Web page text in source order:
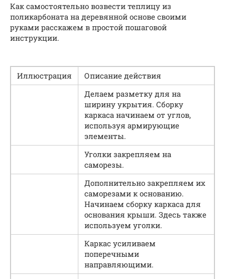
Как самостоятельно возвести теплицу из
поликарбоната на деревянной основе своими
руками расскажем в простой пошаговой
инструкции.
Иллюстрация
Описание действия
Делаем разметку для на
ширину укрытия. Сборку
каркаса начинаем от углов,
используя армирующие
элементы.
Уголки закрепляем на
саморезы.
Дополнительно закрепляем их
саморезами к основанию.
Начинаем сборку каркаса для
основания крыши. Здесь также
используем уголки.
Каркас усиливаем
поперечными
направляющими.